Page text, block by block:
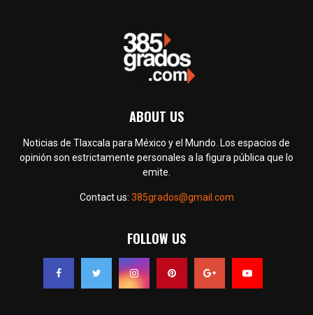
ABOUT US
Noticias de Tlaxcala para México y el Mundo. Los espacios de
opinión son estrictamente personales a la figura pública que lo
emite.
Contact us: 385grados@gmail.com
FOLLOW US